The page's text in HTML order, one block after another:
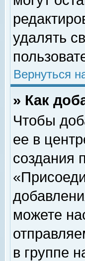
удалять
Вернуться
» Как
Чтобы
ее в
создания
можете
в группе